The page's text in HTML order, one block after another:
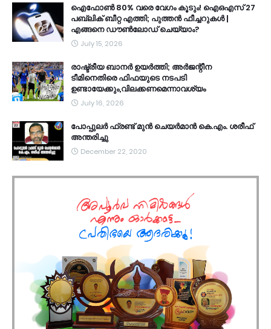
ഐഫോൺ 80% വരെ വേഗം കൂടും! ഐഒഎസ് 27
പബ്ലിക് ബീറ്റ എത്തി; പുത്തൻ ഫീച്ചറുകൾ |
എങ്ങനെ ഡൗൺലോഡ് ചെയ്യാം?
July 15, 2026
രാഷ്ട്രീയ ബാനർ ഉയർത്തി; അർജന്റീന
ടീമിനെതിരെ ഫിഫയുടെ നടപടി
ഉണ്ടായേക്കും,വിലക്കണമെന്നാവശ്യം
July 16, 2026
പോപ്പുലർ ഫ്രണ്ട്​ മുൻ ചെയർമാൻ കെ.എം. ശരീഫ്​
അന്തരിച്ചു
December 22, 2020